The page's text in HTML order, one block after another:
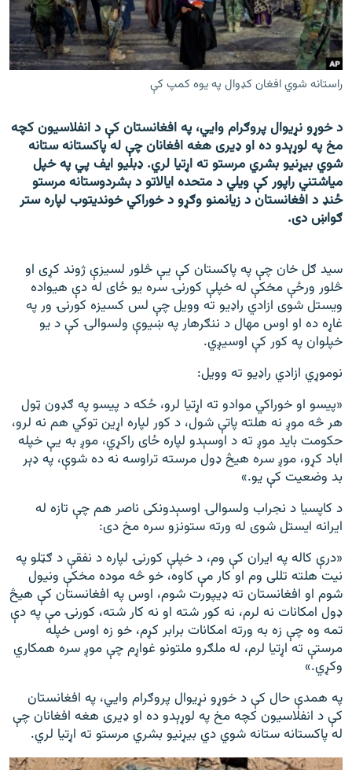
اړیکه
دري پاڼه
Azadi English
راسره ملګري شئ
د ازادې اروپا/ ازادي راډيو ټولې پاڼې
راستانه شوي افغان کډوال په یوه کمپ کې
د خوړو نړیوال پروګرام وايي، په افغانستان کې د انفلاسیون کچه
مخ په لوړېدو ده او ډیری هغه افغانان چې له پاکستانه ستانه
شوي بیړنیو بشري مرستو ته اړتیا لري. ډبلیو ایف پي په خپل
میاشتني راپور کې ویلي د متحده ایالاتو د بشردوستانه مرستو
ځنډ د افغانستان د زيانمنو وګړو د خوراکي خونديتوب لپاره ستر
ګواښ دی.
سید ګل خان چې په پاکستان کې یې څلور لسیزې ژوند کړی او
څلور ورځې مخکې له خپلې کورنۍ سره یو ځای له دې هیواده
ویستل شوی ازادي راډیو ته وویل چې لس کسیزه کورنۍ ور په
غاړه ده او اوس مهال د ننګرهار په ښیوې ولسوالۍ کې د یو
خپلوان په کور کې اوسیږي.
نوموړي ازادي راډیو ته وویل:
«پیسو او خوراکي موادو ته اړتیا لرو، ځکه د پیسو په ګډون ټول
هر څه موږ نه هلته پاتې شول، د کور لپاره اړین توکي هم نه لرو،
حکومت باید موږ ته د اوسېدو لپاره ځای راکړي، موږ به یې خپله
اباد کړو، موږ سره هیڅ ډول مرسته تراوسه نه ده شوې، په ډېر
بد وضعیت کې یو.»
د کاپسیا د نجراب ولسوالۍ اوسېدونکی ناصر هم چې تازه له
ایرانه ایستل شوی له ورته ستونزو سره مخ دی:
«درې کاله په ایران کې وم، د خپلې کورنۍ لپاره د نفقې د ګټلو په
نیت هلته تللی وم او کار مې کاوه، خو څه موده مخکې ونیول
شوم او افغانستان ته ډیپورت شوم، اوس په افغانستان کې هیڅ
ډول امکانات نه لرم، نه کور شته او نه کار شته، کورنۍ مې په دې
تمه وه چې زه به ورته امکانات برابر کړم، خو زه اوس خپله
مرستې ته اړتیا لرم، له ملګرو ملتونو غواړم چې موږ سره همکاري
وکړي.»
په همدې حال کې د خوړو نړیوال پروګرام وايي، په افغانستان
کې د انفلاسیون کچه مخ په لوړېدو ده او ډیری هغه افغانان چې
له پاکستانه ستانه شوي دي بیړنیو بشري مرستو ته اړتیا لري.